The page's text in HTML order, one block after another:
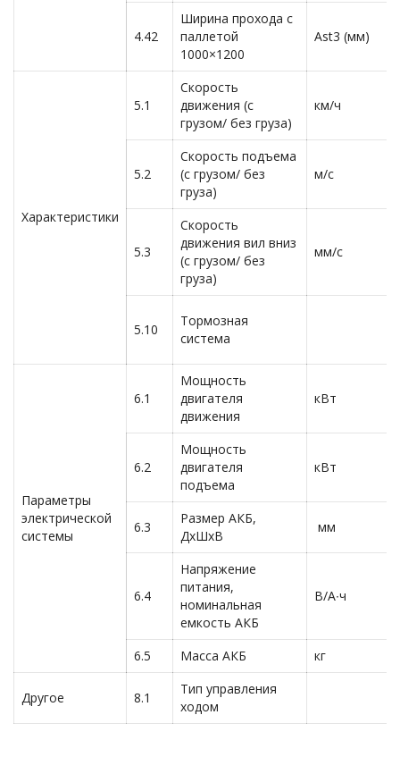
4.42
Ширина прохода с
паллетой
1000×1200
Ast3 (мм)
Характеристики
5.1
Скорость
движения (с
грузом/ без груза)
км/ч
5.2
Скорость подъема
(с грузом/ без
груза)
м/с
5.3
Скорость
движения вил вниз
(с грузом/ без
груза)
мм/с
5.10
Тормозная
система
Параметры
электрической
системы
6.1
Мощность
двигателя
движения
кВт
6.2
Мощность
двигателя
подъема
кВт
6.3
Размер АКБ,
ДхШхВ
мм
6.4
Напряжение
питания,
номинальная
емкость АКБ
В/А∙ч
6.5
Масса АКБ кг
Другое 8.1
Тип управления
ходом